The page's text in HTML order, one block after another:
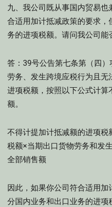
九、我公司既从事国内贸易
合适用加计抵减政策的要求
务的进项税额。请问我公司能
答：39号公告第七条第（四
劳务、发生跨境应税行为且
进项税额，按照以下公式计
额。
不得计提加计抵减额的进项
税额×当期出口货物劳务和发
全部销售额
因此，如果你公司符合适用
分国内业务和出口业务的进